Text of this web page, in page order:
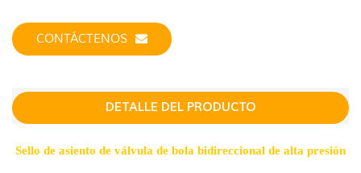
CONTÁCTENOS
DETALLE DEL PRODUCTO
Sello de asiento de válvula de bola bidireccional de alta presión